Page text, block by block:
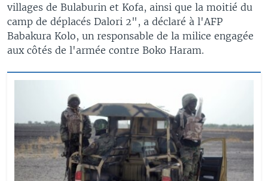
villages de Bulaburin et Kofa, ainsi que la moitié du
camp de déplacés Dalori 2", a déclaré à l'AFP
Babakura Kolo, un responsable de la milice engagée
aux côtés de l'armée contre Boko Haram.